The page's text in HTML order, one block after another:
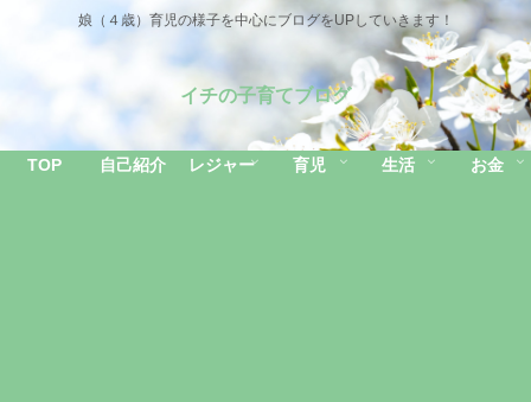
娘（４歳）育児の様子を中心にブログをUPしていきます！
イチの子育てブログ
TOP 自己紹介 レジャー 育児 生活 お金